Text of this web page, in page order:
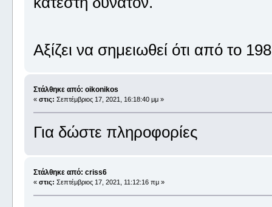
Αξίζει να σημειωθεί ότι από το
Στάλθηκε από: oikonikos
« στις: Σεπτέμβριος 17, 2021, 16:18:40 μμ »
Για δώστε πληροφορίες
Στάλθηκε από: criss6
« στις: Σεπτέμβριος 17, 2021, 11:12:16 πμ »